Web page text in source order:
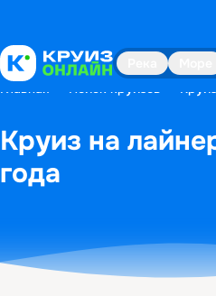
Главная Поиск круизов
Круиз на
года